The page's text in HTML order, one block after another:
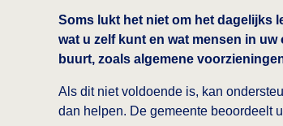
Soms lukt het niet om het dagelijks
wat u zelf kunt en wat mensen in
buurt, zoals algemene
Als dit niet voldoende is, kan
dan helpen. De gemeente beoordeelt